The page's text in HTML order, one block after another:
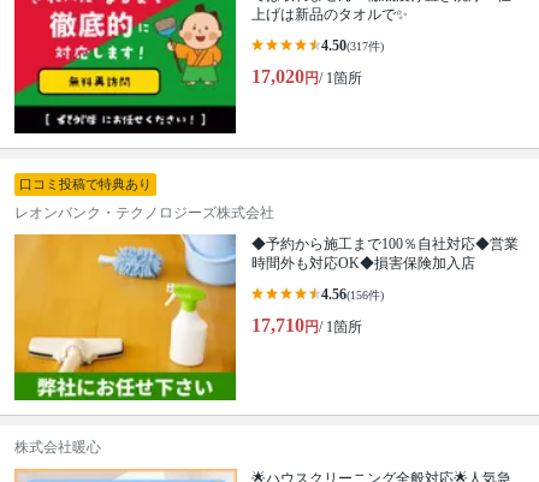
上げは新品のタオルで✨
4.50(317件)
17,020円/ 1箇所
口コミ投稿で特典あり
レオンバンク・テクノロジーズ株式会社
◆予約から施工まで100％自社対応◆営業
時間外も対応OK◆損害保険加入店
4.56(156件)
17,710円/ 1箇所
株式会社暖心
🌟ハウスクリーニング全般対応🌟人気急